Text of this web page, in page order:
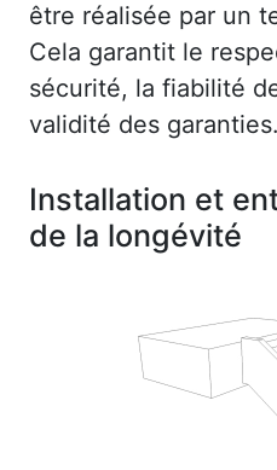
être réalisée par un
Cela garantit le
sécurité, la fiabilité
validité des garanties.
Installation et
de la longévité